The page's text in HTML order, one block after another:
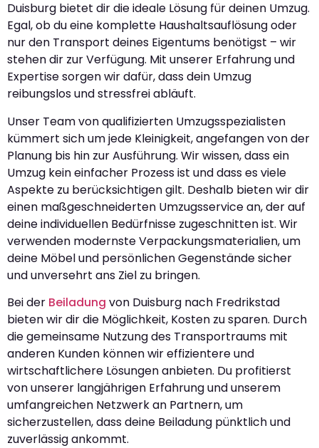
Duisburg bietet dir die ideale Lösung für deinen Umzug.
Egal, ob du eine komplette Haushaltsauflösung oder
nur den Transport deines Eigentums benötigst – wir
stehen dir zur Verfügung. Mit unserer Erfahrung und
Expertise sorgen wir dafür, dass dein Umzug
reibungslos und stressfrei abläuft.
Unser Team von qualifizierten Umzugsspezialisten
kümmert sich um jede Kleinigkeit, angefangen von der
Planung bis hin zur Ausführung. Wir wissen, dass ein
Umzug kein einfacher Prozess ist und dass es viele
Aspekte zu berücksichtigen gilt. Deshalb bieten wir dir
einen maßgeschneiderten Umzugsservice an, der auf
deine individuellen Bedürfnisse zugeschnitten ist. Wir
verwenden modernste Verpackungsmaterialien, um
deine Möbel und persönlichen Gegenstände sicher
und unversehrt ans Ziel zu bringen.
Bei der Beiladung von Duisburg nach Fredrikstad
bieten wir dir die Möglichkeit, Kosten zu sparen. Durch
die gemeinsame Nutzung des Transportraums mit
anderen Kunden können wir effizientere und
wirtschaftlichere Lösungen anbieten. Du profitierst
von unserer langjährigen Erfahrung und unserem
umfangreichen Netzwerk an Partnern, um
sicherzustellen, dass deine Beiladung pünktlich und
zuverlässig ankommt.